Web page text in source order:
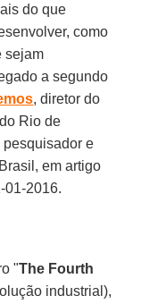
do que
como
sejam
a segundo
, diretor do
Rio de
pesquisador e
em artigo
01-2016.
"The Fourth
industrial),